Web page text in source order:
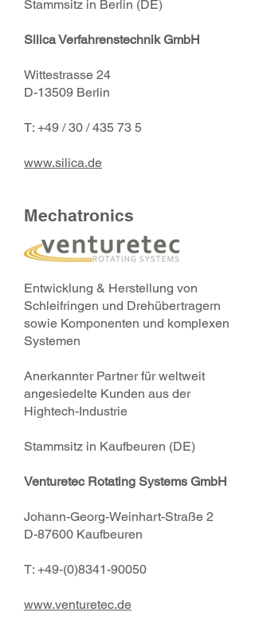
Stammsitz in Berlin (DE)
Silica Verfahrenstechnik GmbH
Wittestrasse 24
D-13509 Berlin
T: +49 / 30 / 435 73 5
www.silica.de
Mechatronics
Entwicklung & Herstellung von
Schleifringen und Drehübertragern
sowie Komponenten und komplexen
Systemen
Anerkannter Partner für weltweit
angesiedelte Kunden aus der
Hightech-Industrie
Stammsitz in Kaufbeuren (DE)
Venturetec Rotating Systems GmbH
Johann-Georg-Weinhart-Straße 2
D-87600 Kaufbeuren
T: +49-(0)8341-90050
www.venturetec.de